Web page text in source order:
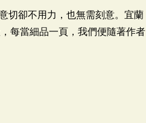
切卻不用力，也無需刻意。宜蘭
每當細品一頁，我們便隨著作者